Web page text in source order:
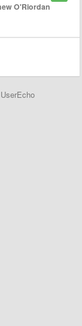
O'Riordan